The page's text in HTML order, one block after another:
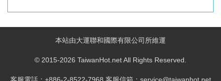
本站由大運聯和國際有限公司所維運
© 2015-2026 TaiwanHot.net All Rights Reserved.